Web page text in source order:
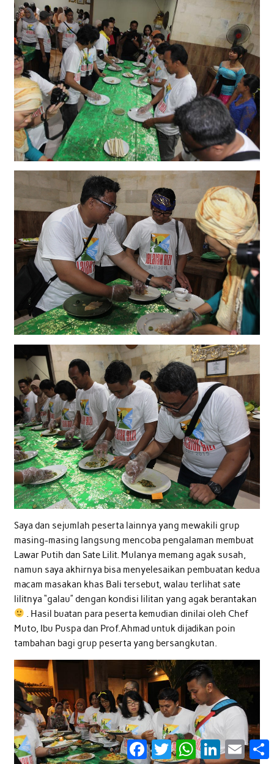
Saya dan sejumlah peserta lainnya yang mewakili grup
masing-masing langsung mencoba pengalaman membuat
Lawar Putih dan Sate Lilit. Mulanya memang agak susah,
namun saya akhirnya bisa menyelesaikan pembuatan kedua
macam masakan khas Bali tersebut, walau terlihat sate
lilitnya “galau” dengan kondisi lilitan yang agak berantakan
. Hasil buatan para peserta kemudian dinilai oleh Chef
Muto, Ibu Puspa dan Prof.Ahmad untuk dijadikan poin
tambahan bagi grup peserta yang bersangkutan.
Facebook
TwitterWhatsApp
LinkedInEmail